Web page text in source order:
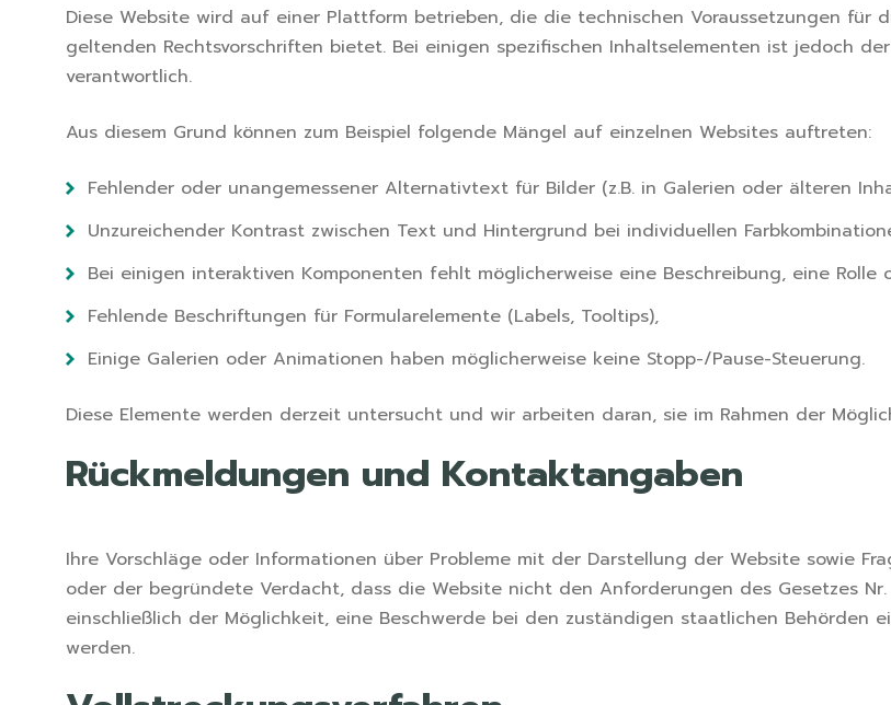
Diese Website wird auf einer Plattform betrieben, die die technischen Voraussetzungen für
geltenden Rechtsvorschriften bietet. Bei einigen spezifischen Inhaltselementen ist jedoch
verantwortlich.
Aus diesem Grund können zum Beispiel folgende Mängel auf einzelnen Websites auftreten:
Fehlender oder unangemessener Alternativtext für Bilder (z.B. in Galerien oder älteren
Unzureichender Kontrast zwischen Text und Hintergrund bei individuellen
Bei einigen interaktiven Komponenten fehlt möglicherweise eine Beschreibung, eine Rolle
Fehlende Beschriftungen für Formularelemente (Labels, Tooltips),
Einige Galerien oder Animationen haben möglicherweise keine Stopp-/Pause-Steuerung.
Diese Elemente werden derzeit untersucht und wir arbeiten daran, sie im Rahmen der
Rückmeldungen und Kontaktangaben
Ihre Vorschläge oder Informationen über Probleme mit der Darstellung der Website sowie
oder der begründete Verdacht, dass die Website nicht den Anforderungen des Gesetzes
einschließlich der Möglichkeit, eine Beschwerde bei den zuständigen staatlichen Behörden
werden.